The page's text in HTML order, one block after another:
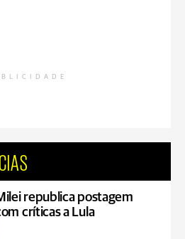
republica postagem
críticas a Lula